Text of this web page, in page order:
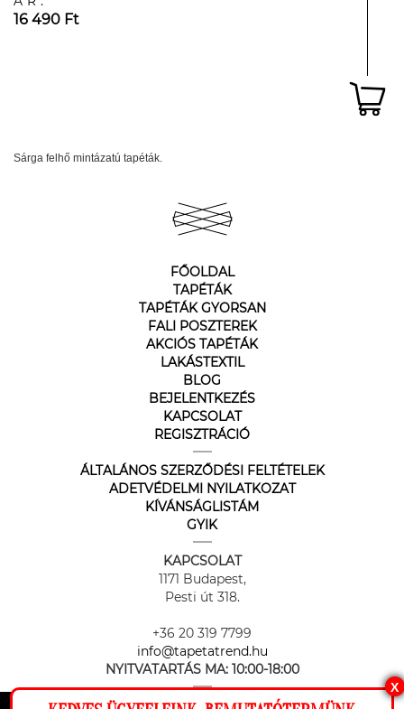
16 490 Ft
Sárga felhő mintázatú tapéták.
FŐOLDAL
TAPÉTÁK
TAPÉTÁK GYORSAN
FALI POSZTEREK
AKCIÓS TAPÉTÁK
LAKÁSTEXTIL
BLOG
BEJELENTKEZÉS
KAPCSOLAT
REGISZTRÁCIÓ
ÁLTALÁNOS SZERZŐDÉSI FELTÉTELEK
ADETVÉDELMI NYILATKOZAT
KÍVÁNSÁGLISTÁM
GYIK
KAPCSOLAT
1171 Budapest,
Pesti út 318.
+36 20 319 7799
info@tapetatrend.hu
NYITVATARTÁS MA: 10:00-18:00
X